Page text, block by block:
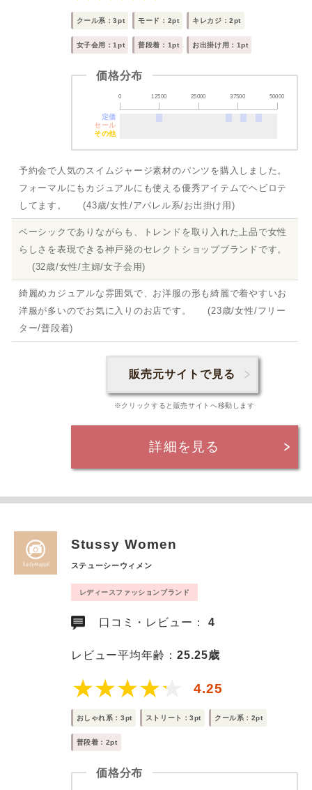
クール系：3pt モード：2pt キレカジ：2pt
女子会用：1pt 普段着：1pt お出掛け用：1pt
価格分布
0 12500 25000 37500 50000
定価
セール
その他
予約会で人気のスイムジャージ素材のパンツを購入しました。
フォーマルにもカジュアルにも使える優秀アイテムでヘビロテ
してます。 (43歳/女性/アパレル系/お出掛け用)
ベーシックでありながらも、トレンドを取り入れた上品で女性
らしさを表現できる神戸発のセレクトショップブランドです。
(32歳/女性/主婦/女子会用)
綺麗めカジュアルな雰囲気で、お洋服の形も綺麗で着やすいお
洋服が多いのでお気に入りのお店です。 (23歳/女性/フリー
ター/普段着)
販売元サイトで見る
※クリックすると販売サイトへ移動します
詳細を見る
Stussy Women
ステューシーウィメン
レディースファッションブランド
口コミ・レビュー：4
レビュー平均年齢：25.25歳
4.25
おしゃれ系：3pt ストリート：3pt クール系：2pt
普段着：2pt
価格分布